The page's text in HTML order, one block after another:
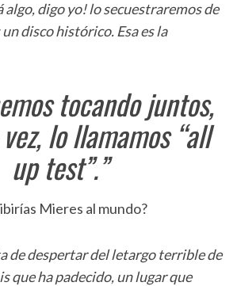
algo, digo yo! lo secuestraremos de
disco histórico. Esa es la
tocando juntos,
lo llamamos “all
up test”.”
Mieres al mundo?
de despertar del letargo terrible de
que ha padecido, un lugar que